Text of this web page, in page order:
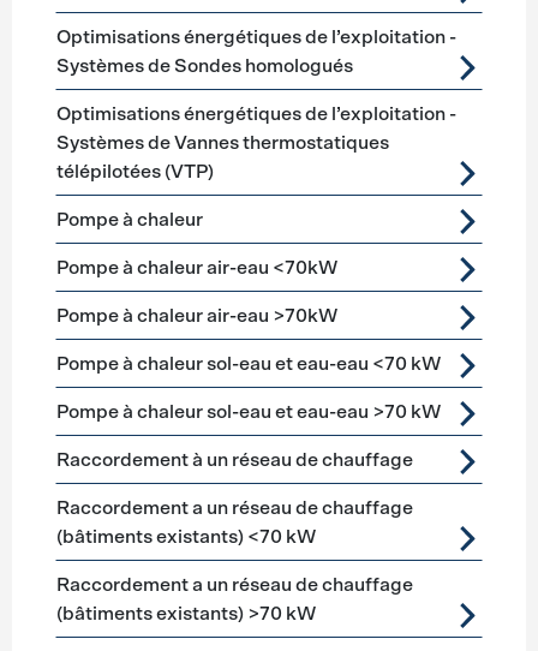
Optimisations énergétiques de l’exploitation -
Systèmes de Sondes homologués
Optimisations énergétiques de l’exploitation -
Systèmes de Vannes thermostatiques
télépilotées (VTP)
Pompe à chaleur
Pompe à chaleur air-eau <70kW
Pompe à chaleur air-eau >70kW
Pompe à chaleur sol-eau et eau-eau <70 kW
Pompe à chaleur sol-eau et eau-eau >70 kW
Raccordement à un réseau de chauffage
Raccordement a un réseau de chauffage
(bâtiments existants) <70 kW
Raccordement a un réseau de chauffage
(bâtiments existants) >70 kW